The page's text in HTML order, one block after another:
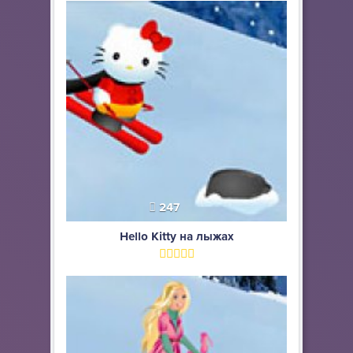
247
Hello Kitty на лыжах